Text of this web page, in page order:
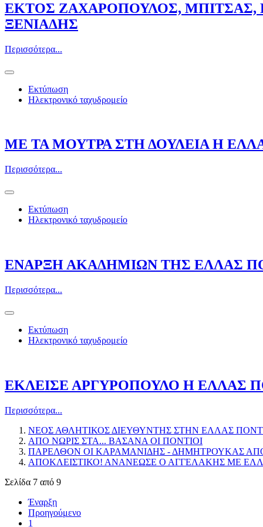
ΕΚΤΟΣ ΖΑΧΑΡΟΠΟΥΛΟΣ, ΜΠΙΤΣΑΣ,
ΞΕΝΙΑΔΗΣ
Περισσότερα...
Εκτύπωση
Ηλεκτρονικό ταχυδρομείο
ΜΕ ΤΑ ΜΟΥΤΡΑ ΣΤΗ ΔΟΥΛΕΙΑ Η
Περισσότερα...
Εκτύπωση
Ηλεκτρονικό ταχυδρομείο
ΕΝΑΡΞΗ ΑΚΑΔΗΜΙΩΝ ΤΗΣ ΕΛΛΑΣ
Περισσότερα...
Εκτύπωση
Ηλεκτρονικό ταχυδρομείο
ΕΚΛΕΙΣΕ ΑΡΓΥΡΟΠΟΥΛΟ Η ΕΛΛΑΣ
Περισσότερα...
ΝΕΟΣ ΑΘΛΗΤΙΚΟΣ ΔΙΕΥΘΥΝΤΗΣ ΣΤΗΝ ΕΛΛΑΣ
ΑΠΟ ΝΩΡΙΣ ΣΤΑ... ΒΑΣΑΝΑ ΟΙ ΠΟΝΤΙΟΙ
ΠΑΡΕΛΘΟΝ ΟΙ ΚΑΡΑΜΑΝΙΔΗΣ - ΔΗΜΗΤΡΟΥΚΑΣ
ΑΠΟΚΛΕΙΣΤΙΚΟ! ΑΝΑΝΕΩΣΕ Ο ΑΓΓΕΛΑΚΗΣ ΜΕ
Σελίδα 7 από 9
Έναρξη
Προηγούμενο
1